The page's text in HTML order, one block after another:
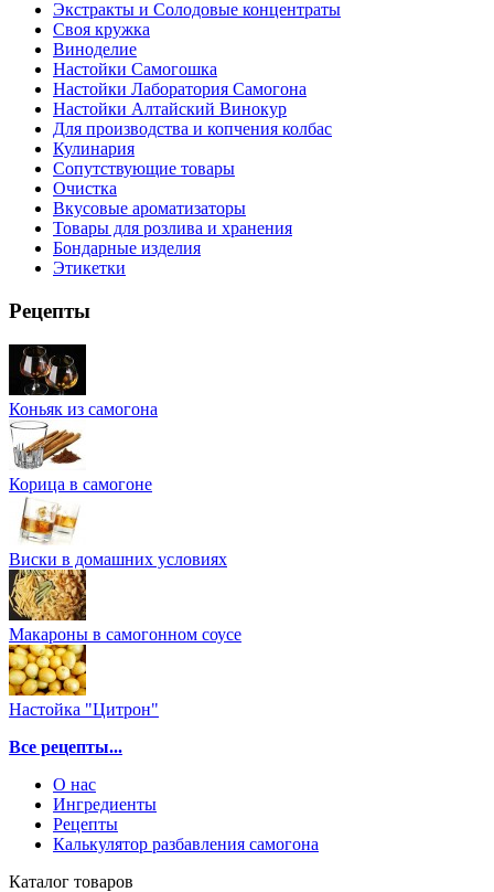
Экстракты и Солодовые концентраты
Своя кружка
Виноделие
Настойки Самогошка
Настойки Лаборатория Самогона
Настойки Алтайский Винокур
Для производства и копчения колбас
Кулинария
Сопутствующие товары
Очистка
Вкусовые ароматизаторы
Товары для розлива и хранения
Бондарные изделия
Этикетки
Рецепты
Коньяк из самогона
Корица в самогоне
Виски в домашних условиях
Макароны в самогонном соусе
Настойка "Цитрон"
Все рецепты...
О нас
Ингредиенты
Рецепты
Калькулятор разбавления самогона
Каталог товаров